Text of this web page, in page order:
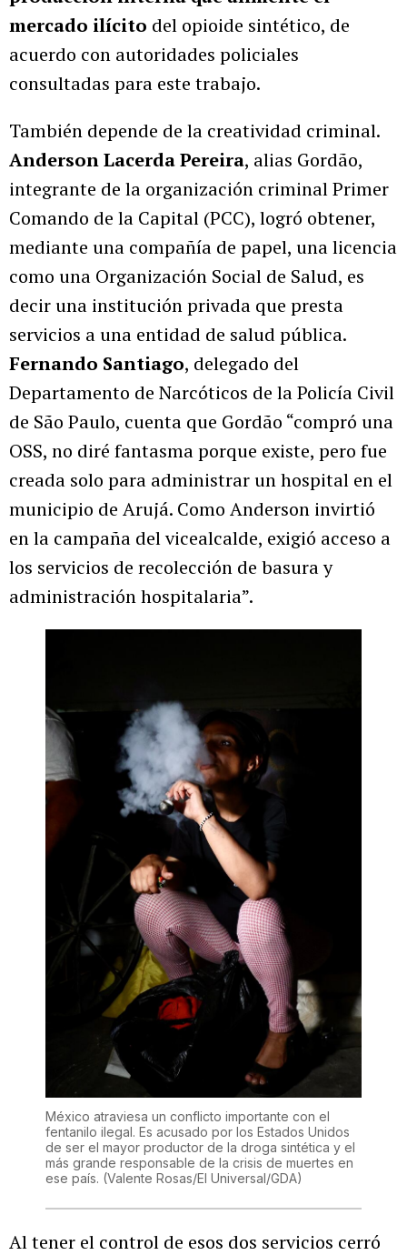
mercado ilícito del opioide sintético, de
acuerdo con autoridades policiales
consultadas para este trabajo.
También depende de la creatividad criminal.
Anderson Lacerda Pereira, alias Gordão,
integrante de la organización criminal Primer
Comando de la Capital (PCC), logró obtener,
mediante una compañía de papel, una licencia
como una Organización Social de Salud, es
decir una institución privada que presta
servicios a una entidad de salud pública.
Fernando Santiago, delegado del
Departamento de Narcóticos de la Policía Civil
de São Paulo, cuenta que Gordão “compró una
OSS, no diré fantasma porque existe, pero fue
creada solo para administrar un hospital en el
municipio de Arujá. Como Anderson invirtió
en la campaña del vicealcalde, exigió acceso a
los servicios de recolección de basura y
administración hospitalaria”.
México atraviesa un conflicto importante con el
fentanilo ilegal. Es acusado por los Estados Unidos
de ser el mayor productor de la droga sintética y el
más grande responsable de la crisis de muertes en
ese país. (Valente Rosas/El Universal/GDA)
Al tener el control de esos dos servicios cerró